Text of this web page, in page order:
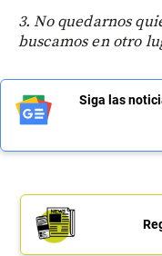
3. No quedarnos
buscamos en otro
Siga las